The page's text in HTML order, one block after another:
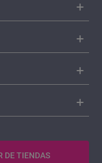
DE TIENDAS